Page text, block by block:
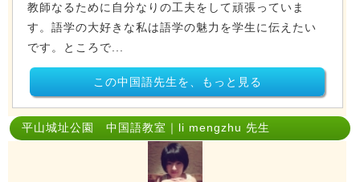
教師なるために自分なりの工夫をして頑張っていま
す。語学の大好きな私は語学の魅力を学生に伝えたい
です。ところで...
この中国語先生を、もっと見る
平山城址公園 中国語教室｜li mengzhu 先生